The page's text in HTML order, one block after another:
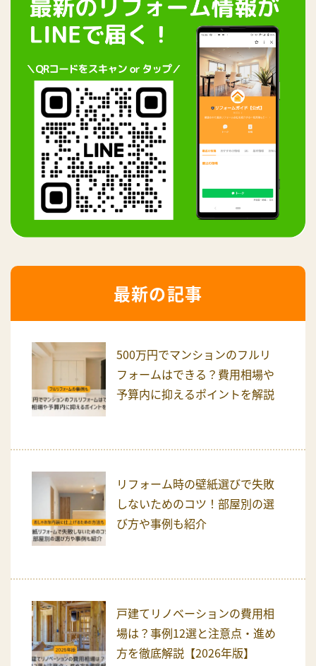
最新の記事
500万円でマンションのフルリ
フォームはできる？費用相場や
予算内に抑えるポイントを解説
リフォーム時の壁紙選びで失敗
しないためのコツ！部屋別の選
び方や事例も紹介
戸建てリノベーションの費用相
場は？事例12選と注意点・進め
方を徹底解説【2026年版】